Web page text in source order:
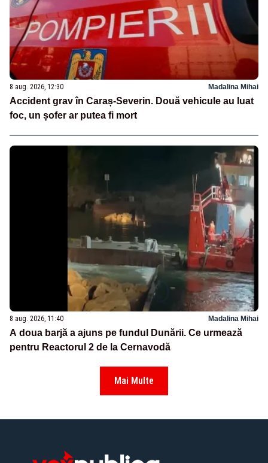
8 aug. 2026, 12:30 Madalina Mihai
Accident grav în Caraș-Severin. Două vehicule au luat
foc, un șofer ar putea fi mort
8 aug. 2026, 11:40 Madalina Mihai
A doua barjă a ajuns pe fundul Dunării. Ce urmează
pentru Reactorul 2 de la Cernavodă
Mai Multe